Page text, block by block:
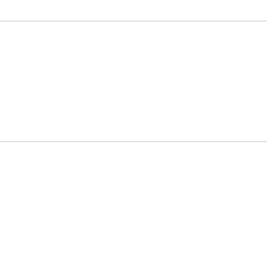
Creyente de la superación